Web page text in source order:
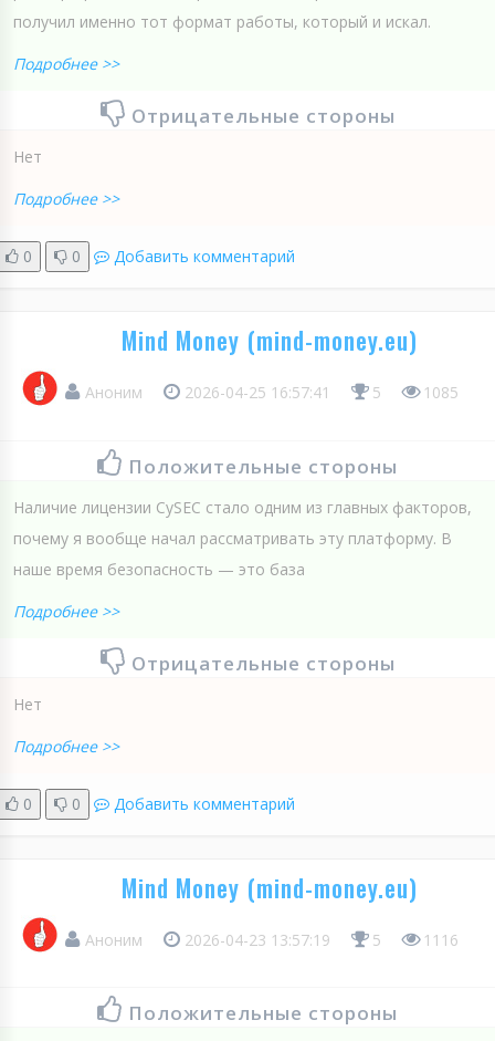
получил именно тот формат работы, который и искал.
Подробнее >>
Отрицательные стороны
Нет
Подробнее >>
0 0 Добавить комментарий
Mind Money (mind-money.eu)
Аноним 2026-04-25 16:57:41 5 1085
Положительные стороны
Наличие лицензии CySEC стало одним из главных факторов,
почему я вообще начал рассматривать эту платформу. В
наше время безопасность — это база
Подробнее >>
Отрицательные стороны
Нет
Подробнее >>
0 0 Добавить комментарий
Mind Money (mind-money.eu)
Аноним 2026-04-23 13:57:19 5 1116
Положительные стороны